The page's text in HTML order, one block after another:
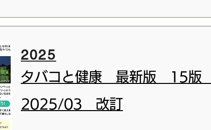
2025
タバコと健康 最新版 15
2025/03 改訂